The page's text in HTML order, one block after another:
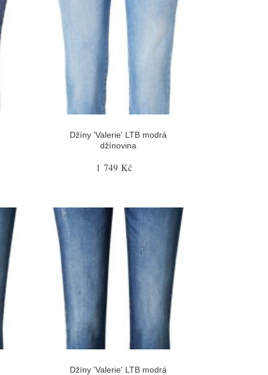
Džíny 'Valerie' LTB modrá
džínovina
1 749 Kč
Džíny 'Valerie' LTB modrá